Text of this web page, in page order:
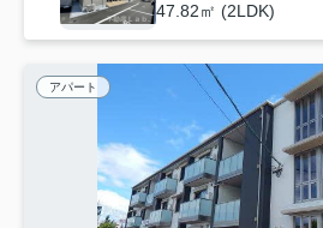
47.82㎡ (2LDK)
アパート